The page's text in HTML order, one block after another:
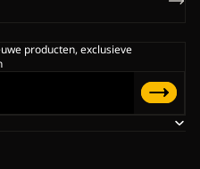
producten, exclusieve